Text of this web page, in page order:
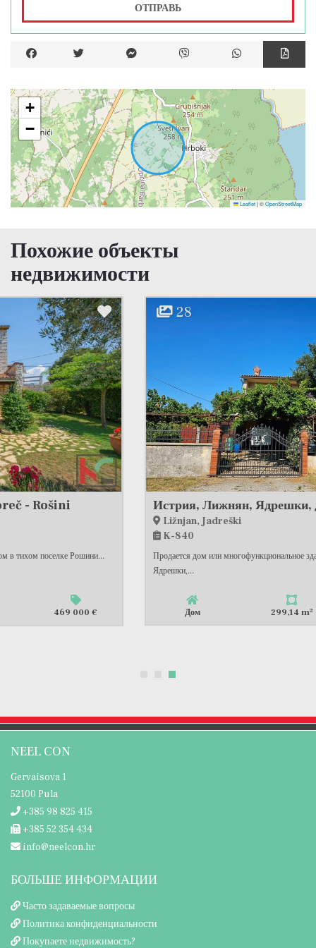
ОТПРАВЬ
+
−
Leaflet|©OpenStreetMap
Похожие объекты
недвижимости
28
Истрия, Лижнян, Ядрешки, дом с офисными помещениями и большим садом, #продажа
Продается дом или многофункциональное здание в тихом поселке
Дом 395 000 €
NEEL CON
Gervaisova 1
52100 Pula
+385 98 825 415
+385 52 354 434
info@neelcon.hr
БОЛЬШЕ ИНФОРМАЦИИ
Часто задаваемые вопросы
Политика конфиденциальности
Покупаете недвижимость?